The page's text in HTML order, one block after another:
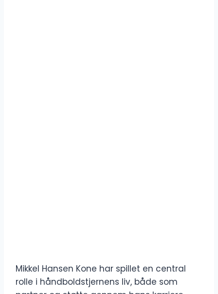
Mikkel Hansen Kone har spillet en central
rolle i håndboldstjernens liv, både som